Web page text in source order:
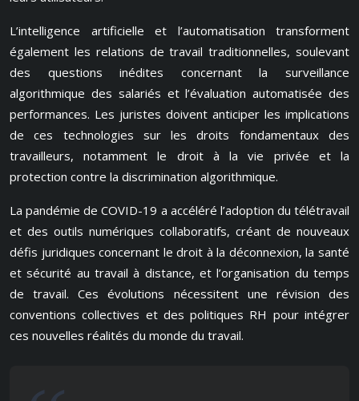
L’intelligence artificielle et l’automatisation transforment
également les relations de travail traditionnelles, soulevant
des questions inédites concernant la surveillance
algorithmique des salariés et l’évaluation automatisée des
performances. Les juristes doivent anticiper les implications
de ces technologies sur les droits fondamentaux des
travailleurs, notamment le droit à la vie privée et la
protection contre la discrimination algorithmique.
La pandémie de COVID-19 a accéléré l’adoption du télétravail
et des outils numériques collaboratifs, créant de nouveaux
défis juridiques concernant le droit à la déconnexion, la santé
et sécurité au travail à distance, et l’organisation du temps
de travail. Ces évolutions nécessitent une révision des
conventions collectives et des politiques RH pour intégrer
ces nouvelles réalités du monde du travail.